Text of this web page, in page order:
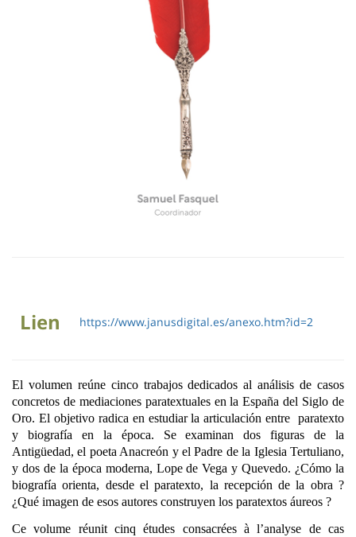
Lien https://www.janusdigital.es/anexo.htm?id=2
El volumen reúne cinco trabajos dedicados al análisis de casos
concretos de mediaciones paratextuales en la España del Siglo de
Oro. El objetivo radica en estudiar la articulación entre paratexto
y biografía en la época. Se examinan dos figuras de la
Antigüedad, el poeta Anacreón y el Padre de la Iglesia Tertuliano,
y dos de la época moderna, Lope de Vega y Quevedo. ¿Cómo la
biografía orienta, desde el paratexto, la recepción de la obra ?
¿Qué imagen de esos autores construyen los paratextos áureos ?
Ce volume réunit cinq études consacrées à l’analyse de cas